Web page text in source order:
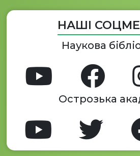
НАШІ
Наукова
Острозька